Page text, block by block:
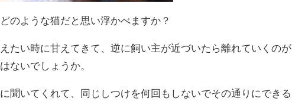
のような猫だと思い浮かべますか？
たい時に甘えてきて、逆に飼い主が近づいたら離れていくのが
ないでしょうか。
聞いてくれて、同じしつけを何回もしないでその通りにできる